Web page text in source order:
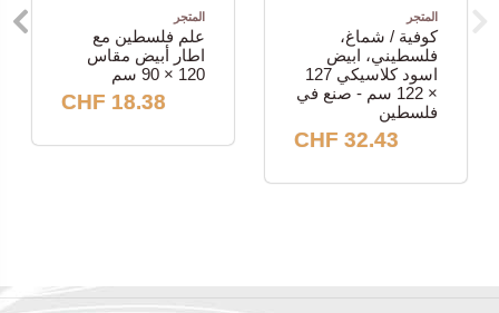
المتجر
كوفية / شماغ،
فلسطيني، ابيض
اسود كلاسيكي 127
× 122 سم - صنع في
فلسطين
32.43 CHF
المتجر
علم فلسطين مع
اطار أبيض مقاس
120 × 90 سم
18.38 CHF